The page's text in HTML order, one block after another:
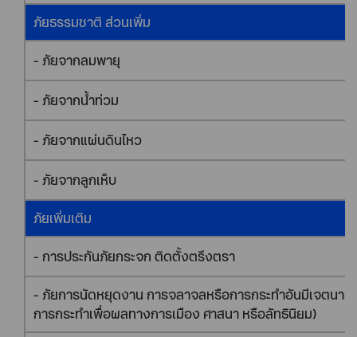
ภัยธรรมชาติ ส่วนเพิ่ม
- ภัยจากลมพายุ
- ภัยจากน้ำท่วม
- ภัยจากแผ่นดินไหว
- ภัยจากลูกเห็บ
ภัยเพิ่มเติม
- การประกันภัยกระจก ติดตั้งตรึงตรา
- ภัยการนัดหยุดงาน การจลาจลหรือการกระทำอันมีเจตนาร้
การกระทำเพื่อผลทางการเมือง ศาสนา หรือลัทธินิยม)